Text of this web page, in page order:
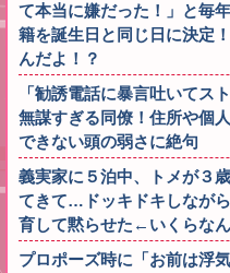
て本当に嫌だった！」と毎
籍を誕生日と同じ日に決定
んだよ！？
「勧誘電話に暴言吐いてス
無謀すぎる同僚！住所や個
できない頭の弱さに絶句
義実家に５泊中、トメが３
てきて…ドッキドキしなが
育して黙らせた←いくらな
プロポーズ時に「お前は浮